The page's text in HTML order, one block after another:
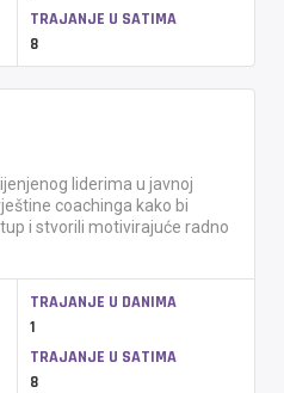
TRAJANJE U SATIMA
8
liderima u javnoj
coachinga kako bi
i stvorili motivirajuće radno
TRAJANJE U DANIMA
1
TRAJANJE U SATIMA
8